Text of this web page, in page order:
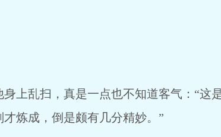
乱扫，真是一点也不知道客气：“这
炼成，倒是颇有几分精妙。”